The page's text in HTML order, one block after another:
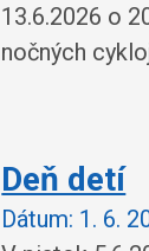
13.6.2026 o
nočných
Deň detí
Dátum: 1. 6.